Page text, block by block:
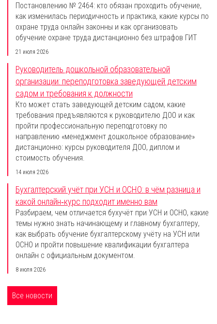
Постановлению № 2464: кто обязан проходить обучение,
как изменилась периодичность и практика, какие курсы по
охране труда онлайн законны и как организовать
обучение охране труда дистанционно без штрафов ГИТ
21 июля 2026
Руководитель дошкольной образовательной
организации: переподготовка заведующей детским
садом и требования к должности
Кто может стать заведующей детским садом, какие
требования предъявляются к руководителю ДОО и как
пройти профессиональную переподготовку по
направлению «менеджмент дошкольное образование»
дистанционно: курсы руководителя ДОО, диплом и
стоимость обучения.
14 июля 2026
Бухгалтерский учёт при УСН и ОСНО: в чём разница и
какой онлайн‑курс подходит именно вам
Разбираем, чем отличается бухучёт при УСН и ОСНО, какие
темы нужно знать начинающему и главному бухгалтеру,
как выбрать обучение бухгалтерскому учёту на УСН или
ОСНО и пройти повышение квалификации бухгалтера
онлайн с официальным документом.
8 июля 2026
Все новости